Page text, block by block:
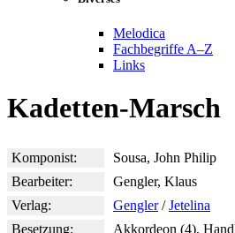
Melodica
Fachbegriffe A–Z
Links
Kadetten-Marsch
Komponist:
Sousa, John Philip
Bearbeiter:
Gengler, Klaus
Verlag:
Gengler/Jetelina
Besetzung:
Akkordeon (4),